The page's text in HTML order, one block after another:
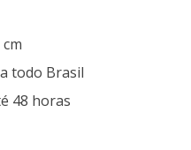
todo Brasil
48 horas